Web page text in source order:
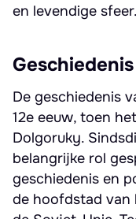
en levendige sfeer.
De geschiedenis
12e eeuw, toen
Dolgoruky.
belangrijke rol
geschiedenis en
de hoofdstad van